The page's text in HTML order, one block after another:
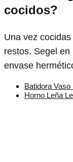
cocidos?
Una vez
restos. Segel
envase
Batidora
Horno Leña